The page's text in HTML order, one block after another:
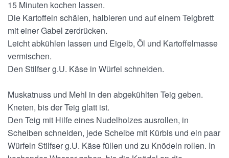
Social Wall
Luis Trenker
Wie genießen
Rezepte
15 Minuten kochen lassen.
Die Kartoffeln schälen, halbieren und auf einem Teigbrett
mit einer Gabel zerdrücken.
Leicht abkühlen lassen und Eigelb, Öl und Kartoffelmasse
vermischen.
Den Stilfser g.U. Käse in Würfel schneiden.
Muskatnuss und Mehl in den abgekühlten Teig geben.
Kneten, bis der Teig glatt ist.
Den Teig mit Hilfe eines Nudelholzes ausrollen, in
Scheiben schneiden, jede Scheibe mit Kürbis und ein paar
Würfeln Stilfser g.U. Käse füllen und zu Knödeln rollen. In